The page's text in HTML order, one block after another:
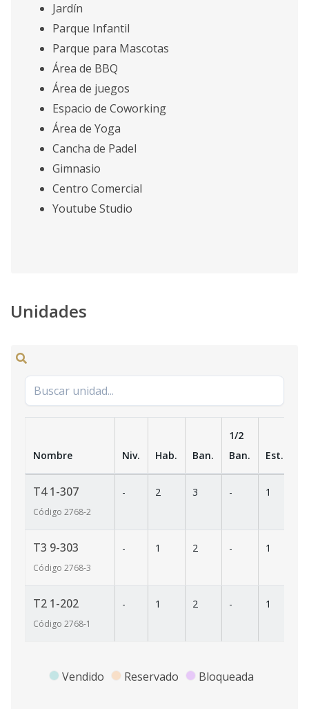
Jardín
Parque Infantil
Parque para Mascotas
Área de BBQ
Área de juegos
Espacio de Coworking
Área de Yoga
Cancha de Padel
Gimnasio
Centro Comercial
Youtube Studio
Unidades
Nombre Niv. Hab. Ban.
1/2
Ban.
Est.
T4 1-307
Código 2768-2
- 2 3 - 1
T3 9-303
Código 2768-3
- 1 2 - 1
T2 1-202
Código 2768-1
- 1 2 - 1
Vendido Reservado Bloqueada